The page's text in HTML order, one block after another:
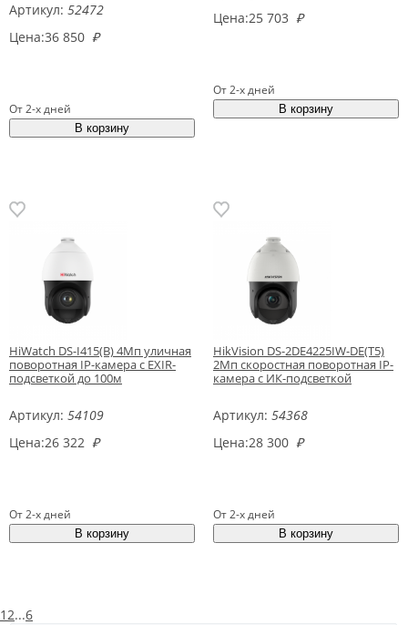
Артикул: 52472
Цена:36 850 ₽
От 2-х дней
Цена:25 703 ₽
От 2-х дней
HiWatch DS-I415(B) 4Мп уличная
поворотная IP-камера с EXIR-
подсветкой до 100м
Артикул: 54109
Цена:26 322 ₽
От 2-х дней
HikVision DS-2DE4225IW-DE(T5)
2Мп скоростная поворотная IP-
камера c ИК-подсветкой
Артикул: 54368
Цена:28 300 ₽
От 2-х дней
12...6